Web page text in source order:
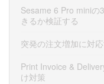
Sesame 6 Pro miniの
きるか検証する
突発の注文増加に対
Print Invoice &
け対策